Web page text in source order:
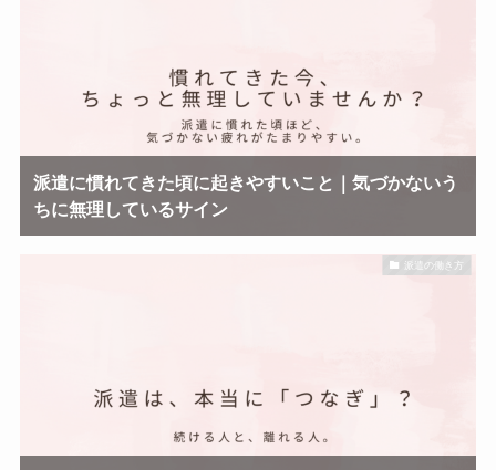
派遣に慣れてきた頃に起きやすいこと｜気づかないう
ちに無理しているサイン
派遣の働き方